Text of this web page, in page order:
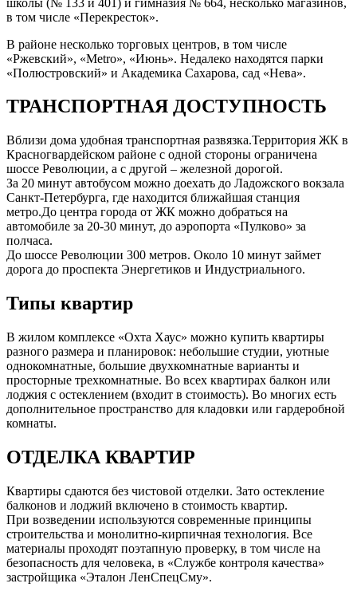
в том числе «Перекресток».
В районе несколько торговых центров, в том числе
«Ржевский», «Metro», «Июнь». Недалеко находятся парки
«Полюстровский» и Академика Сахарова, сад «Нева».
ТРАНСПОРТНАЯ ДОСТУПНОСТЬ
Вблизи дома удобная транспортная развязка.Территория ЖК в
Красногвардейском районе с одной стороны ограничена
шоссе Революции, а с другой – железной дорогой.
За 20 минут автобусом можно доехать до Ладожского вокзала
Санкт-Петербурга, где находится ближайшая станция
метро.До центра города от ЖК можно добраться на
автомобиле за 20-30 минут, до аэропорта «Пулково» за
полчаса.
До шоссе Революции 300 метров. Около 10 минут займет
дорога до проспекта Энергетиков и Индустриального.
Типы квартир
В жилом комплексе «Охта Хаус» можно купить квартиры
разного размера и планировок: небольшие студии, уютные
однокомнатные, большие двухкомнатные варианты и
просторные трехкомнатные. Во всех квартирах балкон или
лоджия с остеклением (входит в стоимость). Во многих есть
дополнительное пространство для кладовки или гардеробной
комнаты.
ОТДЕЛКА КВАРТИР
Квартиры сдаются без чистовой отделки. Зато остекление
балконов и лоджий включено в стоимость квартир.
При возведении используются современные принципы
строительства и монолитно-кирпичная технология. Все
материалы проходят поэтапную проверку, в том числе на
безопасность для человека, в «Службе контроля качества»
застройщика «Эталон ЛенСпецСму».